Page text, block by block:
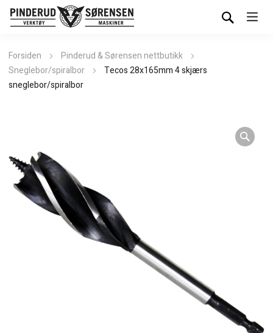
Forsiden
Pinderud & Sørensen nettbutikk
Sneglebor/spiralbor
Tecos 28x165mm 4 skjærs
sneglebor/spiralbor